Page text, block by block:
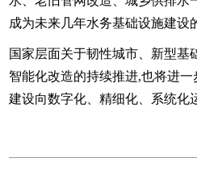
成为未来几年水务基础设施建设
国家层面关于韧性城市、新型基
智能化改造的持续推进,也将进
建设向数字化、精细化、系统化